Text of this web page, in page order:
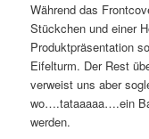
Während das
Stückchen und einer
Produktpräsentation
Eifelturm. Der Rest
verweist uns aber
wo….tataaaaa….ein
werden.